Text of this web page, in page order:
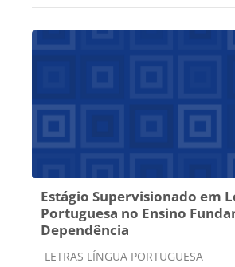
Estágio Supervisionado em
Portuguesa no Ensino
Dependência
Categoria do curso
LETRAS LÍNGUA PORTUGUESA